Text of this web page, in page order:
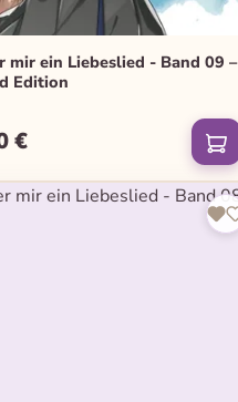
mir ein Liebeslied - Band 09 –
Edition
Preis:
€